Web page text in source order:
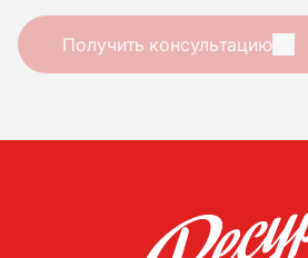
Получить консультацию